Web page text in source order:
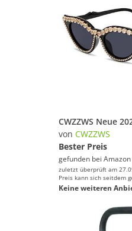
von CWZZWS
Bester Preis
gefunden bei Amazon
zuletzt überprüft am
Preis kann sich seitdem
Keine weiteren